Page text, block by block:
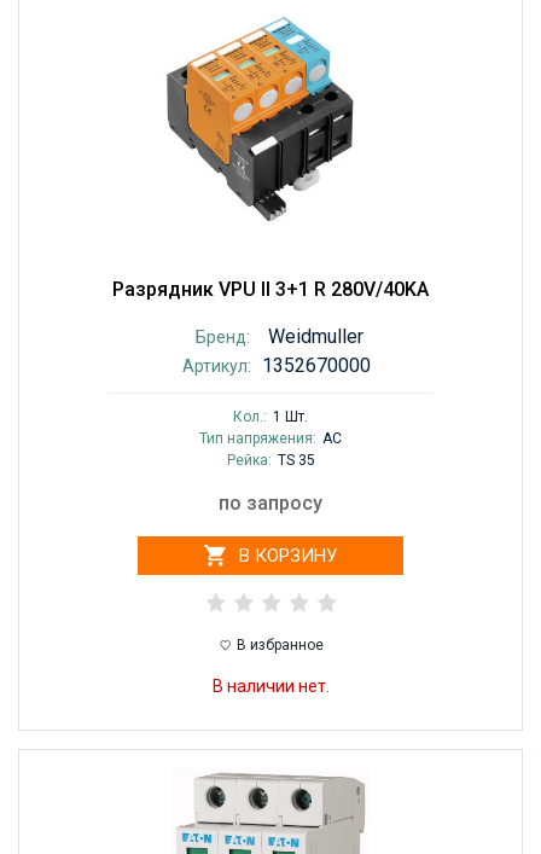
Разрядник VPU II 3+1 R 280V/40KA
Бренд: Weidmuller
Артикул: 1352670000
Кол.: 1 Шт.
Тип напряжения: AC
Рейка: TS 35
по запросу
В КОРЗИНУ
В избранное
В наличии нет.